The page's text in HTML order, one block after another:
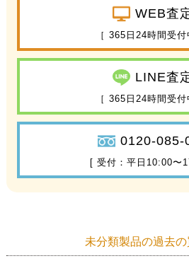
WEB査
［ 365日24時間受付
LINE査
［ 365日24時間受付
0120-085-
[ 受付：平日10:00〜
未分類製品の過去